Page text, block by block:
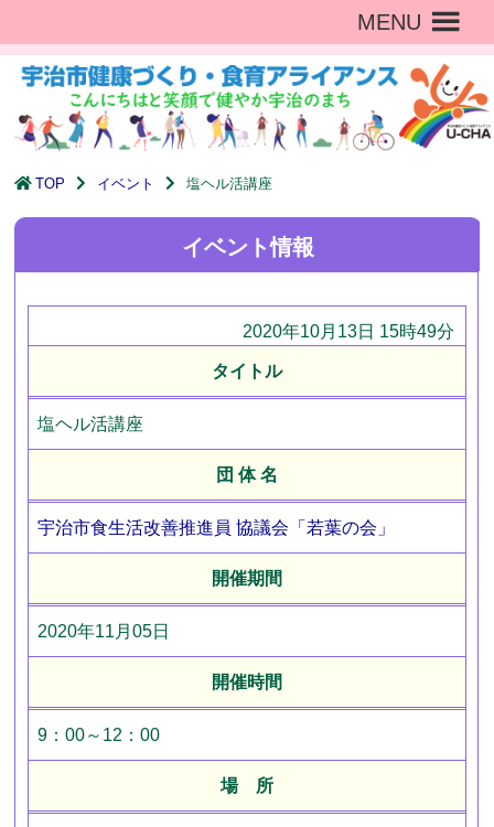
MENU
TOP イベント 塩ヘル活講座
イベント情報
2020年10月13日 15時49分
タイトル
塩ヘル活講座
団 体 名
宇治市食生活改善推進員 協議会「若葉の会」
開催期間
2020年11月05日
開催時間
9：00～12：00
場 所